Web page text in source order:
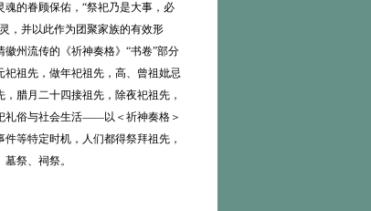
的眷顾保佑，“祭祀乃是大事，必
，并以此作为团聚家族的有效形
州流传的《祈神奏格》“书卷”部分
祖先，做年祀祖先，高、曾祖妣忌
腊月二十四接祖先，除夜祀祖先，
礼俗与社会生活——以＜祈神奏格＞
等特定时机，人们都得祭拜祖先，
祭、祠祭。